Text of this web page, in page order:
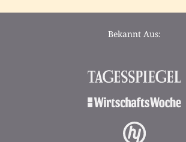
Bekannt Aus: